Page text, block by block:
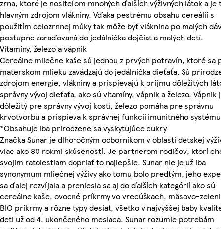
zrna, ktoré je nositeľom mnohých ďalších výživných látok a je
hlavným zdrojom vlákniny. Vďaka pestrému obsahu cereálií s
použitím celozrnnej múky tak môže byť vláknina po malých
postupne zaraďovaná do jedálnička dojčiat a malých detí.
Vitamíny, železo a vápnik
Cereálne mliečne kaše sú jednou z prvých potravín, ktoré sa
materskom mlieku zavádzajú do jedálnička dieťaťa. Sú
zdrojom energie, vlákniny a prispievajú k príjmu dôležitých
správny vývoj dieťaťa, ako sú vitamíny, vápnik a železo. Vápnik
dôležitý pre správny vývoj kostí, železo pomáha pre správnu
krvotvorbu a prispieva k správnej funkcii imunitného
*Obsahuje iba prirodzene sa vyskytujúce cukry
Značka Sunar je dlhoročným odborníkom v oblasti detskej
viac ako 80 rokmi skúseností. Je partnerom rodičov, ktorí
svojim ratolestiam dopriať to najlepšie. Sunar nie je už iba
synonymum mliečnej výživy ako tomu bolo predtým, jeho
sa ďalej rozvíjala a preniesla sa aj do ďalších kategórií ako sú
cereálne kaše, ovocné príkrmy vo vrecúškach, mäsovo-
BIO príkrmy a rôzne typy desiat, všetko v najvyššej baby
deti už od 4. ukončeného mesiaca. Sunar rozumie potrebám